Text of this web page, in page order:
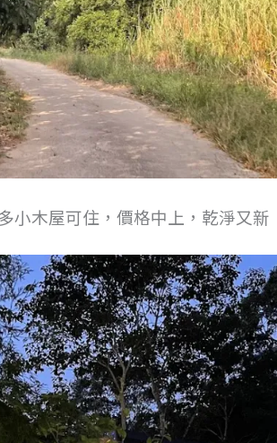
小木屋可住，價格中上，乾淨又新